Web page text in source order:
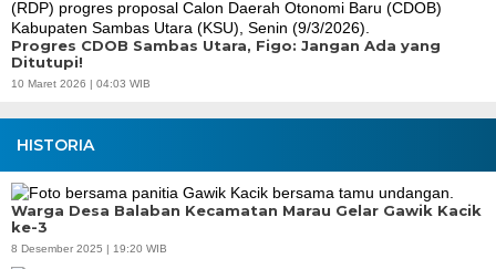
Progres CDOB Sambas Utara, Figo: Jangan Ada yang
Ditutupi!
10 Maret 2026 | 04:03 WIB
HISTORIA
Warga Desa Balaban Kecamatan Marau Gelar Gawik Kacik
ke-3
8 Desember 2025 | 19:20 WIB